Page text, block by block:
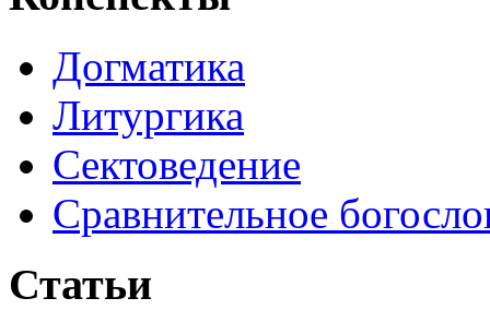
Догматика
Литургика
Сектоведение
Сравнительное
Статьи